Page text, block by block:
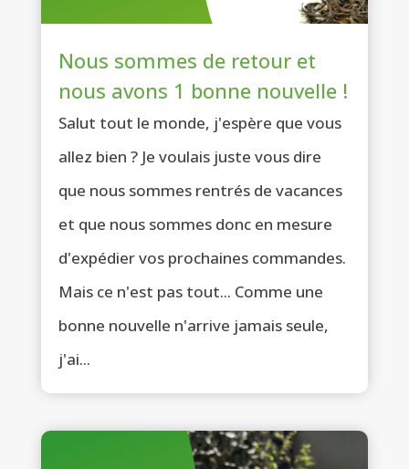
Nous sommes de retour et
nous avons 1 bonne nouvelle !
Salut tout le monde, j'espère que vous
allez bien ? Je voulais juste vous dire
que nous sommes rentrés de vacances
et que nous sommes donc en mesure
d'expédier vos prochaines commandes.
Mais ce n'est pas tout... Comme une
bonne nouvelle n'arrive jamais seule,
j'ai...